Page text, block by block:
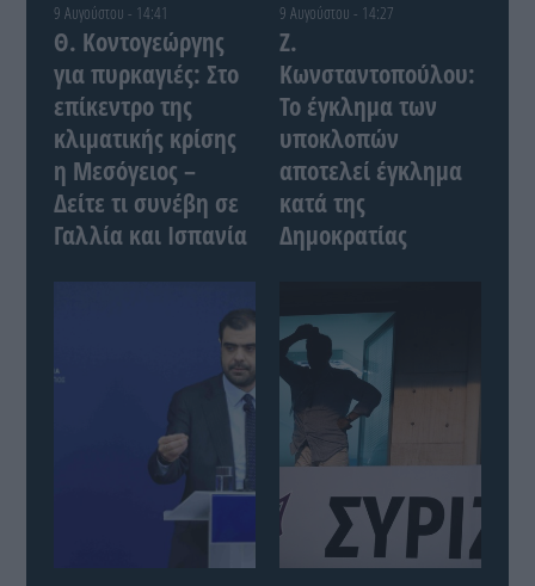
9 Αυγούστου - 14:41
Θ. Κοντογεώργης
για πυρκαγιές: Στο
επίκεντρο της
κλιματικής κρίσης
η Μεσόγειος –
Δείτε τι συνέβη σε
Γαλλία και Ισπανία
9 Αυγούστου - 14:27
Ζ.
Κωνσταντοπούλου:
Το έγκλημα των
υποκλοπών
αποτελεί έγκλημα
κατά της
Δημοκρατίας